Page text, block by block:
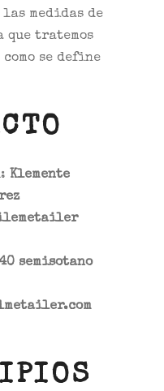
medidas de
tratemos
se define
Klemente
semisotano